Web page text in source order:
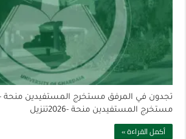
مستخرج المستفيدين منحة -2026تنزيل
أكمل القراءة »